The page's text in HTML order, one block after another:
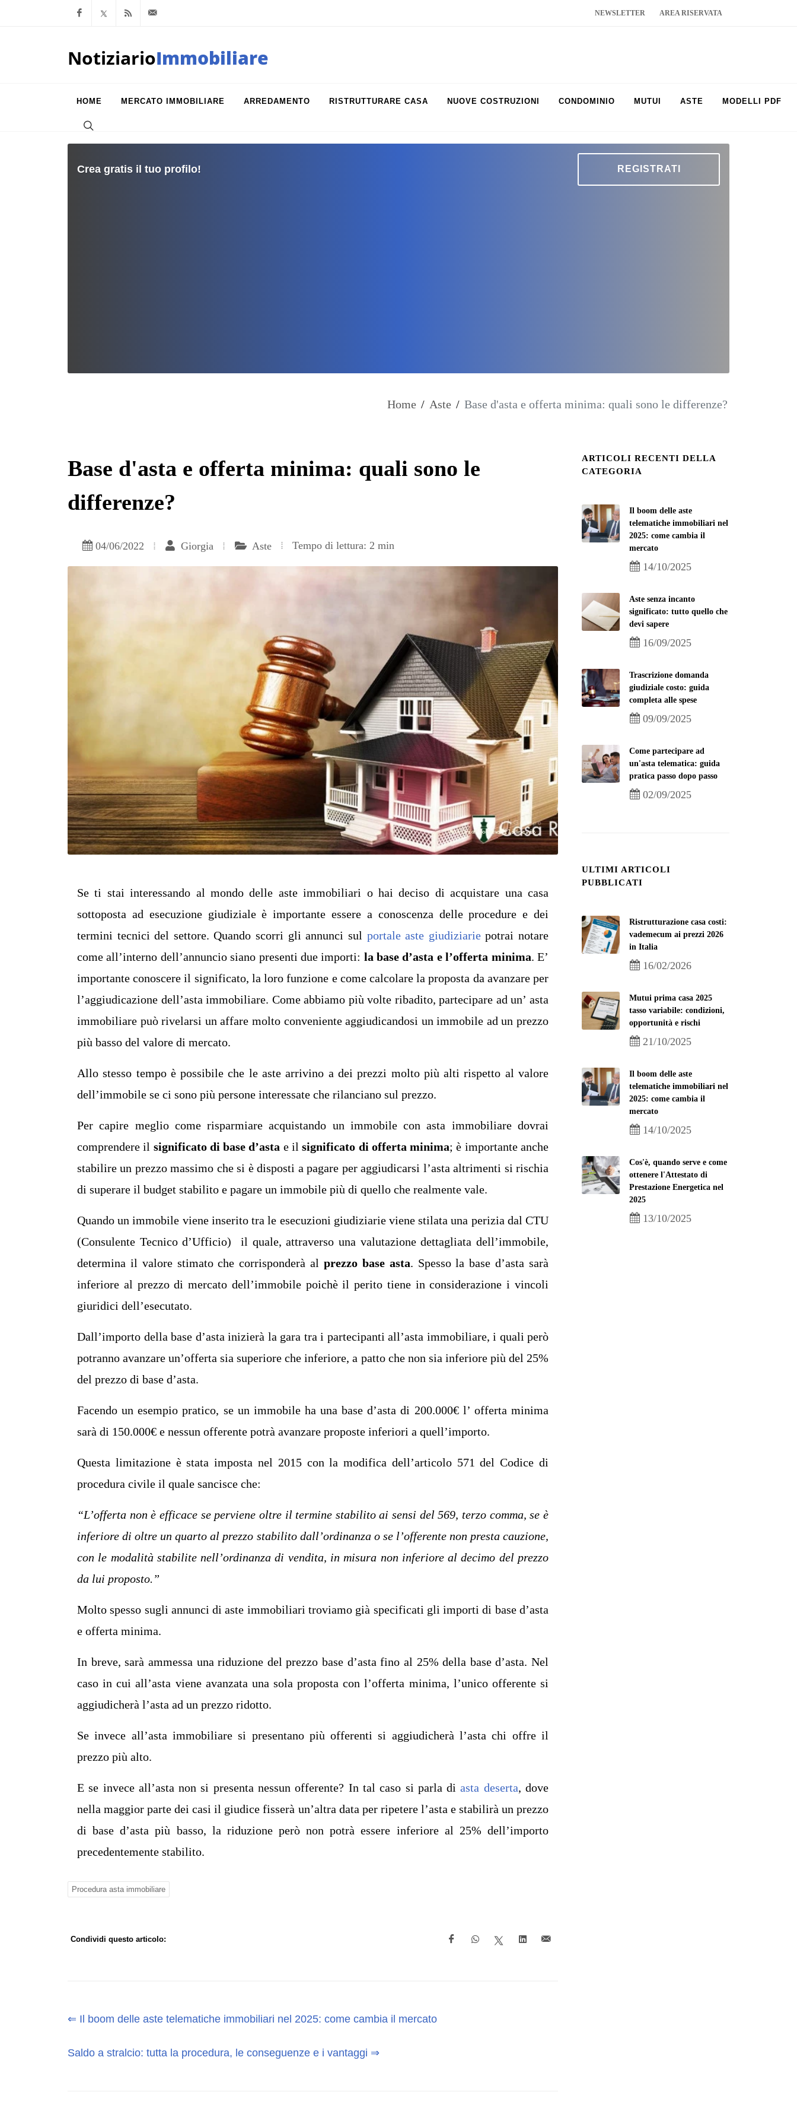
Facebook
x.com Feed RSS NEWSLETTER AREA RISERVATA
NotiziarioImmobiliare
HOME MERCATO IMMOBILIARE ARREDAMENTO RISTRUTTURARE CASA NUOVE COSTRUZIONI CONDOMINIO MUTUI ASTE MODELLI PDF
Crea gratis il tuo profilo! REGISTRATI
Home / Aste / Base d'asta e offerta minima: quali sono le differenze?
Base d'asta e offerta minima: quali sono le
differenze?
04/06/2022 Giorgia Aste Tempo di lettura: 2 min
Se ti stai interessando al mondo delle aste immobiliari o hai deciso di acquistare una casa
sottoposta ad esecuzione giudiziale è importante essere a conoscenza delle procedure e dei
termini tecnici del settore. Quando scorri gli annunci sul portale aste giudiziariepotrai notare
come all’interno dell’annuncio siano presenti due importi: la base d’asta e l’offerta minima. E’
importante conoscere il significato, la loro funzione e come calcolare la proposta da avanzare per
l’aggiudicazione dell’asta immobiliare. Come abbiamo più volte ribadito, partecipare ad un’ asta
immobiliare può rivelarsi un affare molto conveniente aggiudicandosi un immobile ad un prezzo
più basso del valore di mercato.
Allo stesso tempo è possibile che le aste arrivino a dei prezzi molto più alti rispetto al valore
dell’immobile se ci sono più persone interessate che rilanciano sul prezzo.
Per capire meglio come risparmiare acquistando un immobile con asta immobiliare dovrai
comprendere il significato di base d’asta e ilsignificato di offerta minima; è importante anche
stabilire un prezzo massimo che si è disposti a pagare per aggiudicarsi l’asta altrimenti si rischia
di superare il budget stabilito e pagare un immobile più di quello che realmente vale.
Quando un immobile viene inserito tra le esecuzioni giudiziarie viene stilata una perizia dal CTU
(Consulente Tecnico d’Ufficio) il quale, attraverso una valutazione dettagliata dell’immobile,
determina il valore stimato che corrisponderà al prezzo base asta. Spesso la base d’asta sarà
inferiore al prezzo di mercato dell’immobile poichè il perito tiene in considerazione i vincoli
giuridici dell’esecutato.
Dall’importo della base d’asta inizierà la gara tra i partecipanti all’asta immobiliare, i quali però
potranno avanzare un’offerta sia superiore che inferiore, a patto che non sia inferiore più del 25%
del prezzo di base d’asta.
Facendo un esempio pratico, se un immobile ha una base d’asta di 200.000€ l’ offerta minima
sarà di 150.000€ e nessun offerente potrà avanzare proposte inferiori a quell’importo.
Questa limitazione è stata imposta nel 2015 con la modifica dell’articolo 571 del Codice di
procedura civile il quale sancisce che:
“L’offerta non è efficace se perviene oltre il termine stabilito ai sensi del 569, terzo comma, se è
inferiore di oltre un quarto al prezzo stabilito dall’ordinanza o se l’offerente non presta cauzione,
con le modalità stabilite nell’ordinanza di vendita, in misura non inferiore al decimo del prezzo
da lui proposto.”
Molto spesso sugli annunci di aste immobiliari troviamo già specificati gli importi di base d’asta
e offerta minima.
In breve, sarà ammessa una riduzione del prezzo base d’asta fino al 25% della base d’asta. Nel
caso in cui all’asta viene avanzata una sola proposta con l’offerta minima, l’unico offerente si
aggiudicherà l’asta ad un prezzo ridotto.
Se invece all’asta immobiliare si presentano più offerenti si aggiudicherà l’asta chi offre il
prezzo più alto.
E se invece all’asta non si presenta nessun offerente? In tal caso si parla diasta deserta, dove
nella maggior parte dei casi il giudice fisserà un’altra data per ripetere l’asta e stabilirà un prezzo
di base d’asta più basso, la riduzione però non potrà essere inferiore al 25% dell’importo
precedentemente stabilito.
Procedura asta immobiliare
Condividi questo articolo:
⇐ Il boom delle aste telematiche immobiliari nel 2025: come cambia il mercato
Saldo a stralcio: tutta la procedura, le conseguenze e i vantaggi ⇒
ARTICOLI RECENTI DELLA
CATEGORIA
Il boom delle aste
telematiche immobiliari nel
2025: come cambia il
mercato
14/10/2025
Aste senza incanto
significato: tutto quello che
devi sapere
16/09/2025
Trascrizione domanda
giudiziale costo: guida
completa alle spese
09/09/2025
Come partecipare ad
un'asta telematica: guida
pratica passo dopo passo
02/09/2025
ULTIMI ARTICOLI
PUBBLICATI
Ristrutturazione casa costi:
vademecum ai prezzi 2026
in Italia
16/02/2026
Mutui prima casa 2025
tasso variabile: condizioni,
opportunità e rischi
21/10/2025
Il boom delle aste
telematiche immobiliari nel
2025: come cambia il
mercato
14/10/2025
Cos'è, quando serve e come
ottenere l'Attestato di
Prestazione Energetica nel
2025
13/10/2025